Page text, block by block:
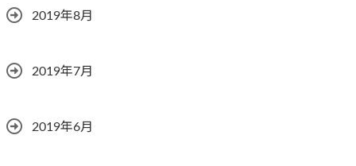
2019年8月
2019年7月
2019年6月